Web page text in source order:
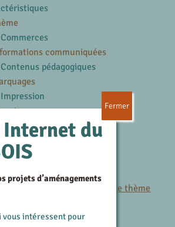
Commerces
communiquées
Contenus pédagogiques
Impression
Bois
plus
les produits similaires
les réalisations sur le même thème
du
projets d’aménagements
vous intéressent pour
Fermer